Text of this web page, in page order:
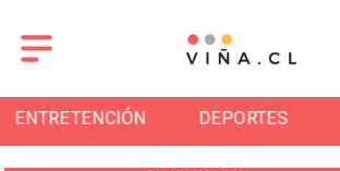
ENTRETENCIÓN DEPORTES